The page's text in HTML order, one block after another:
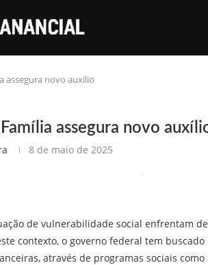
assegura novo auxílio
assegura novo
8 de maio de 2025
de vulnerabilidade social enfrentam
contexto, o governo federal tem
através de programas sociais